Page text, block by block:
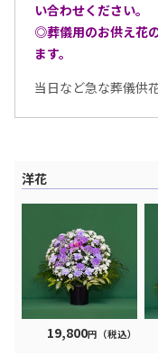
い合わせください。
◎葬儀用のお供え花
ます。
当日など急な葬儀供
洋花
19,800円（税込）